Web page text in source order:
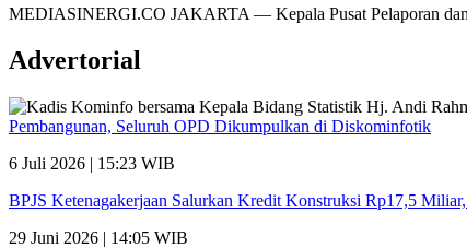
MEDIASINERGI.CO JAKARTA — Kepala Pusat Pelaporan dan
Advertorial
Pembangunan, Seluruh OPD Dikumpulkan di Diskominfotik
6 Juli 2026 | 15:23 WIB
BPJS Ketenagakerjaan Salurkan Kredit Konstruksi Rp17,5
29 Juni 2026 | 14:05 WIB